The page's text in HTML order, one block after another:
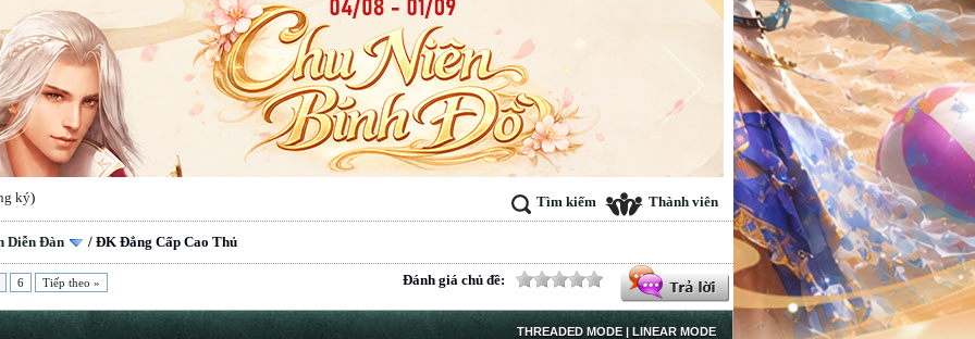
Tìm kiếm Thành viên
ký)
Diễn Đàn / ĐK Đẳng Cấp Cao Thủ
6 Tiếp theo » Đánh giá chủ đề:
THREADED MODE | LINEAR MODE